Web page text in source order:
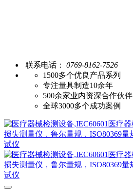
联系电话：
0769-8162-7526
1500多个优良产品系列
专注量具制造10余年
500余家业内资深合作伙伴
全球3000多个成功案例